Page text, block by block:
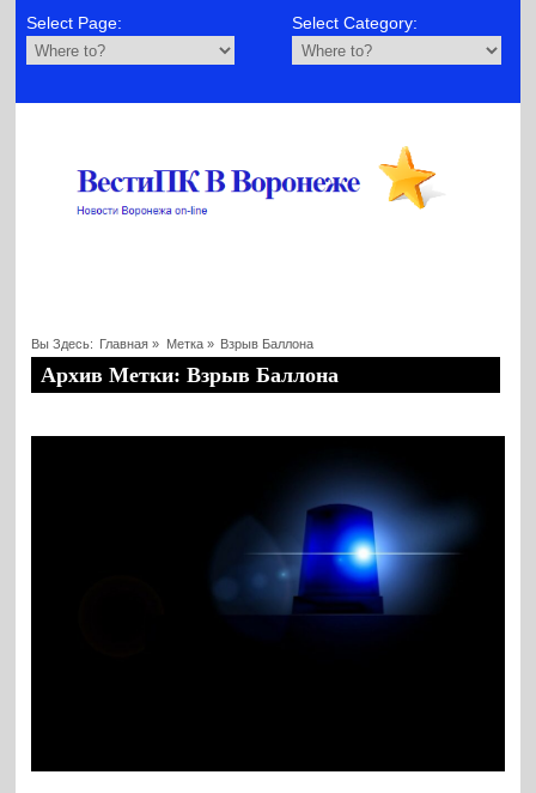
Select Page: Select Category:
Вы Здесь: Главная » Метка » Взрыв Баллона
Архив Метки: Взрыв Баллона